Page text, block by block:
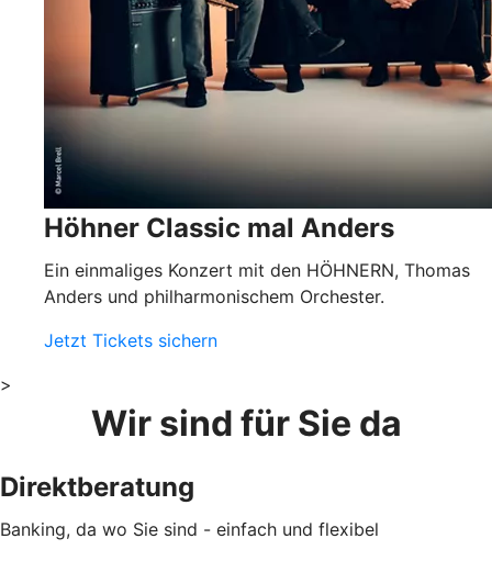
Höhner Classic mal Anders
Ein einmaliges Konzert mit den HÖHNERN, Thomas
Anders und philharmonischem Orchester.
Jetzt Tickets sichern
>
Wir sind für Sie da
Direktberatung
Banking, da wo Sie sind - einfach und flexibel